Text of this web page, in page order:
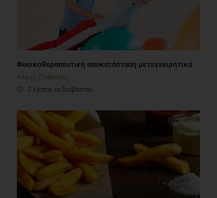
Φυσικοθεραπευτική αποκατάσταση μετεγχειρητικά
Άλλες Παθήσεις
2 λεπτά να διαβαστεί